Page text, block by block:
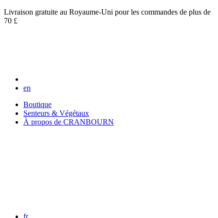
Livraison gratuite au Royaume-Uni pour les commandes de plus de
70 £
en
Boutique
Senteurs & Végétaux
À propos de CRANBOURN
fr